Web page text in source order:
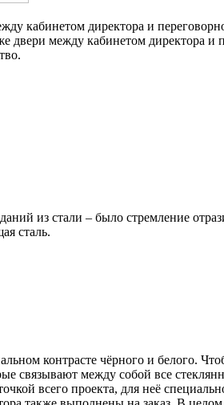
кабинетом директора и
двери между кабинетом директора
из стали – было стремление
сталь.
контрасте чёрного и белого.
связывают между собой все
всего проекта, для неё